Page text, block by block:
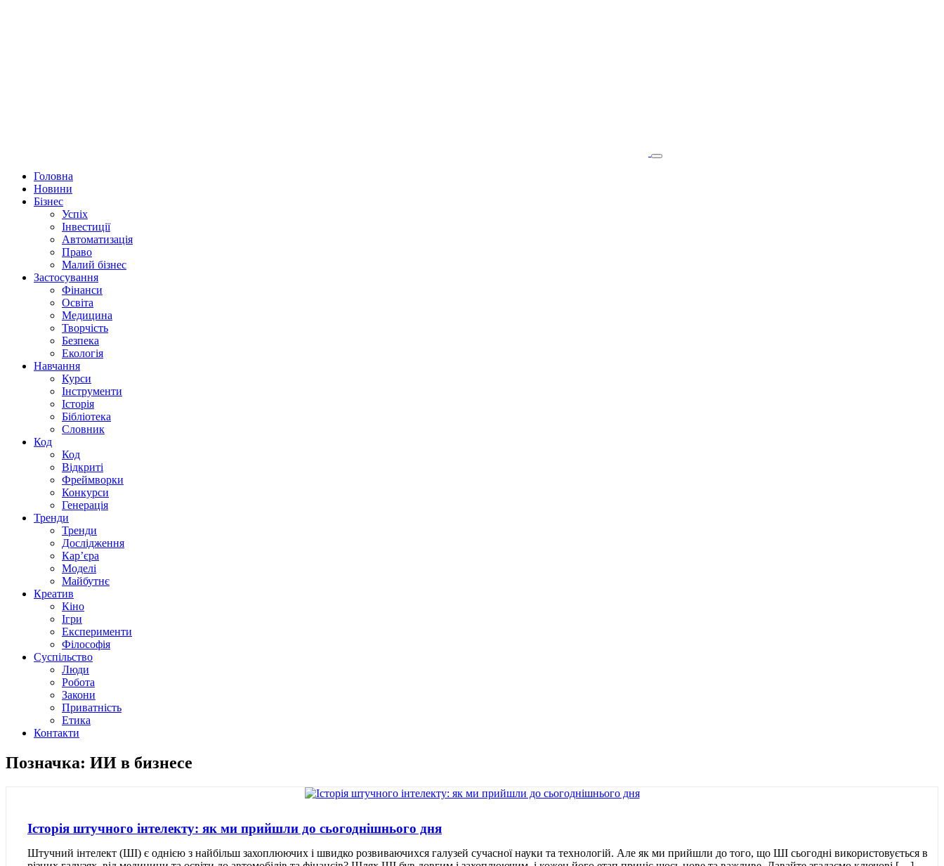
Головна
Новини
Бізнес
Успіх
Інвестиції
Автоматизація
Право
Малий бізнес
Застосування
Фінанси
Освіта
Медицина
Творчість
Безпека
Екологія
Навчання
Курси
Інструменти
Історія
Бібліотека
Словник
Код
Код
Відкриті
Фреймворки
Конкурси
Генерація
Тренди
Тренди
Дослідження
Кар’єра
Моделі
Майбутнє
Креатив
Кіно
Ігри
Експерименти
Філософія
Суспільство
Люди
Робота
Закони
Приватність
Етика
Контакти
Позначка: ИИ в бизнесе
Історія штучного інтелекту: як ми прийшли до сьогоднішнього дня
Штучний інтелект (ШІ) є однією з найбільш захоплюючих і швидко розвиваючихся галузей сучасної науки та технологій. Але як ми прийшли до того, що ШІ сьогодні використовується в